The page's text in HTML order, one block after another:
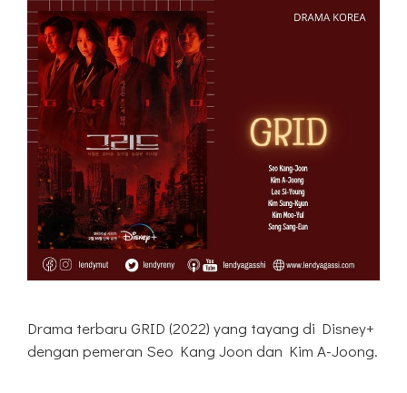
Drama terbaru GRID (2022) yang tayang di Disney+
dengan pemeran Seo Kang Joon dan Kim A-Joong.